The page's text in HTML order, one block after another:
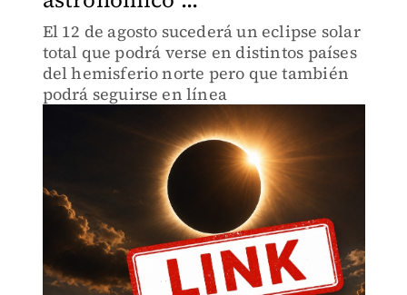
El 12 de agosto sucederá un eclipse solar
total que podrá verse en distintos países
del hemisferio norte pero que también
podrá seguirse en línea